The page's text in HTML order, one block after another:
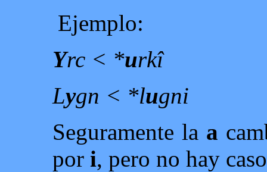
Ejemplo:
Yrc < *urkî
Lygn < *lugni
Seguramente la a
por i, pero no hay